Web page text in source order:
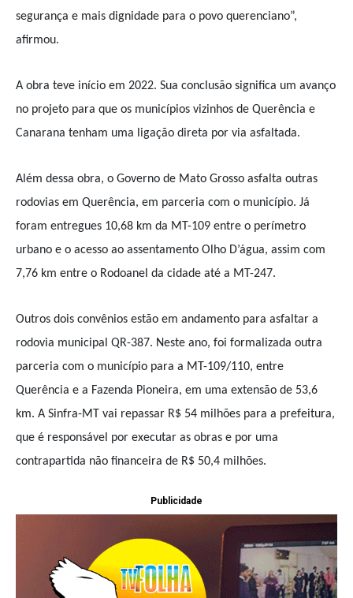
segurança e mais dignidade para o povo querenciano”,
afirmou.
A obra teve início em 2022. Sua conclusão significa um avanço
no projeto para que os municípios vizinhos de Querência e
Canarana tenham uma ligação direta por via asfaltada.
Além dessa obra, o Governo de Mato Grosso asfalta outras
rodovias em Querência, em parceria com o município. Já
foram entregues 10,68 km da MT-109 entre o perímetro
urbano e o acesso ao assentamento Olho D’água, assim com
7,76 km entre o Rodoanel da cidade até a MT-247.
Outros dois convênios estão em andamento para asfaltar a
rodovia municipal QR-387. Neste ano, foi formalizada outra
parceria com o município para a MT-109/110, entre
Querência e a Fazenda Pioneira, em uma extensão de 53,6
km. A Sinfra-MT vai repassar R$ 54 milhões para a prefeitura,
que é responsável por executar as obras e por uma
contrapartida não financeira de R$ 50,4 milhões.
Publicidade